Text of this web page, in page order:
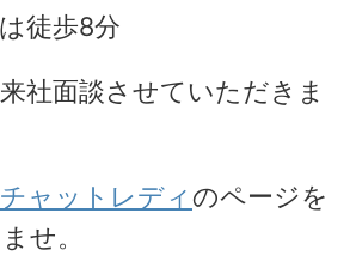
徒歩8分
社面談させていただきま
ャットレディのページを
せ。